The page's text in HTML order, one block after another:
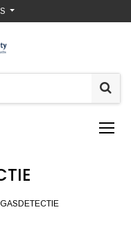
GASDETECTIE